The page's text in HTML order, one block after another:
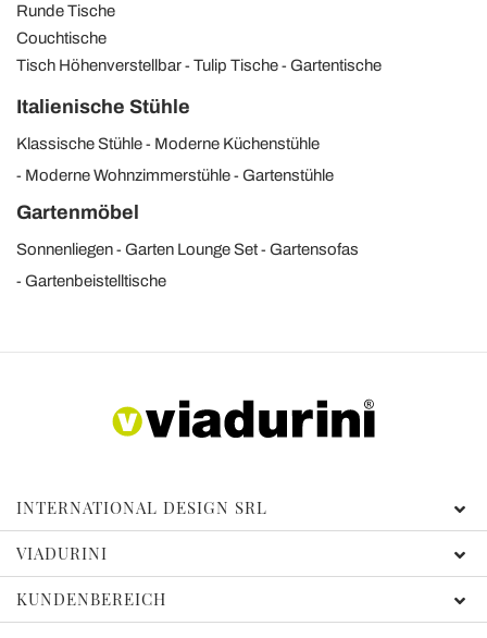
Runde Tische
Couchtische
Tisch Höhenverstellbar
Tulip Tische Gartentische
Italienische Stühle
Klassische Stühle
Moderne Küchenstühle
Moderne Wohnzimmerstühle
Gartenstühle
Gartenmöbel
Sonnenliegen Garten Lounge Set
Gartensofas
Gartenbeistelltische
INTERNATIONAL DESIGN SRL
VIADURINI
KUNDENBEREICH